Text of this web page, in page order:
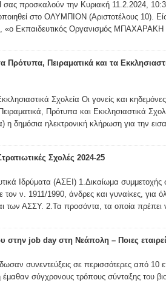
προσκαλούν την Κυριακή 11.2.2024,
στο ΟΛΥΜΠΙΟΝ (Αριστοτέλους 10).
«ο Εκπαιδευτικός Οργανισμός ΜΠΑΧΑΡΑΚΗ
Πειραματικά και τα
Σχολεία Οι γονείς και
Πρότυπα και Εκκλησιαστικά
η δημόσια ηλεκτρονική κλήρωση για την
Σχολές 2024-25
Ιδρύματα (ΑΣΕΙ) 1.Δικαίωμα συμμετοχής
ν. 1911/1990, άνδρες και γυναίκες, για
των ΑΣΣΥ. 2.Τα προσόντα, τα οποία πρέπει
job day στη Νεάπολη – Ποιες
συνεντεύξεις σε περισσότερες από 10
έμαθαν σύγχρονους τρόπους σύνταξης του